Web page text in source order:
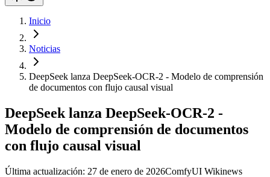
Inicio
Noticias
DeepSeek lanza DeepSeek-OCR-2 - Modelo de comprensión
de documentos con flujo causal visual
DeepSeek lanza DeepSeek-OCR-2 -
Modelo de comprensión de documentos
con flujo causal visual
Última actualización: 27 de enero de 2026ComfyUI Wikinews